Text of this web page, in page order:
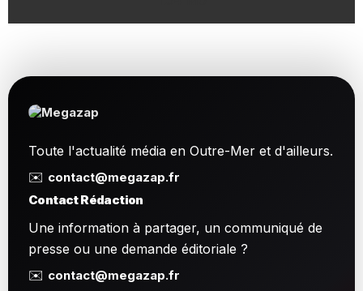
Toute l'actualité média en Outre-Mer et d'ailleurs.
✉️ contact@megazap.fr
Contact Rédaction
Une information à partager, un communiqué de
presse ou une demande éditoriale ?
✉️ contact@megazap.fr